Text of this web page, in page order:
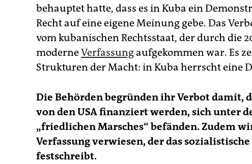
behauptet hatte, dass es in Kuba ein
Recht auf eine eigene Meinung gebe. Das
vom kubanischen Rechtsstaat, der durch die
moderneVerfassungaufgekommen war. Es
Strukturen der Macht: in Kuba herrscht eine
Die Behörden begründen ihr Verbot damit,
von den USA finanziert werden, sich unter
„friedlichen Marsches“ befänden. Zudem
Verfassung verwiesen, der das
festschreibt.